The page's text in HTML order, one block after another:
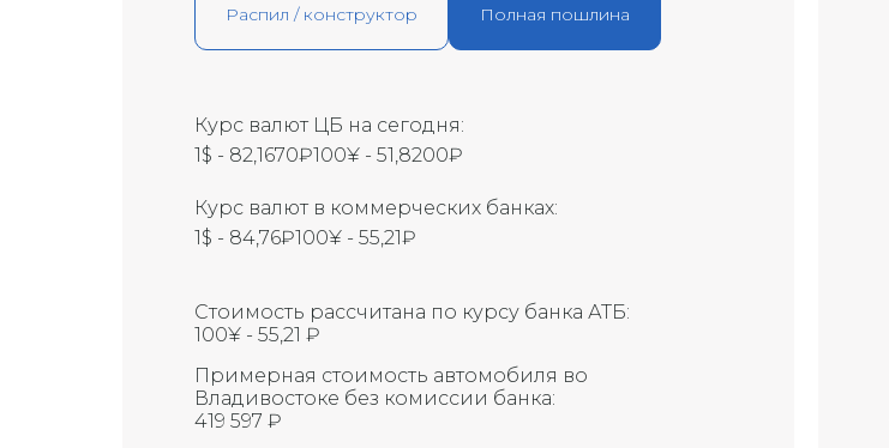
Распил / конструктор Полная пошлина
Курс валют ЦБ на сегодня:
1$ - 82,1670₽100¥ - 51,8200₽
Курс валют в коммерческих банках:
1$ - 84,76₽100¥ - 55,21₽
Стоимость рассчитана по курсу банка АТБ:
100¥ - 55,21 ₽
Примерная стоимость автомобиля во
Владивостоке без комиссии банка:
419 597 ₽